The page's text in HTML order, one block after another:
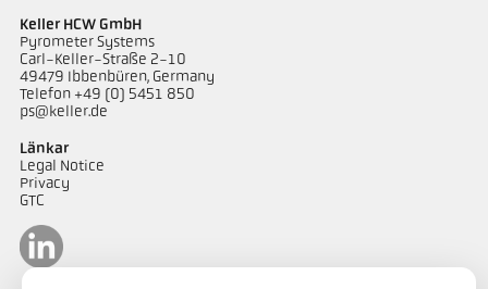
Keller HCW GmbH
Pyrometer Systems
Carl-Keller-Straße 2-10
49479 Ibbenbüren, Germany
Telefon +49 (0) 5451 850
ps@keller.de
Länkar
Legal Notice
Privacy
GTC